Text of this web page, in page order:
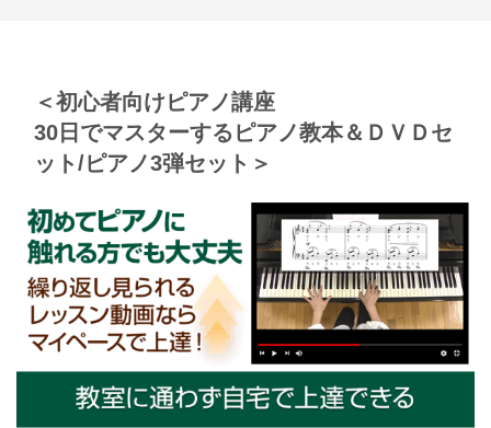
＜初心者向けピアノ講座
30日でマスターする ピアノ教本＆ＤＶＤセ
ット/ピアノ3弾セット＞